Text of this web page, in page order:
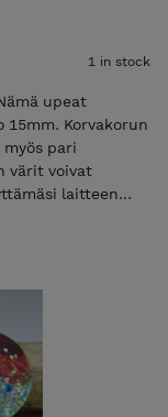
1 in stock
upeat
Korvakorun
pari
värit voivat
laitteen